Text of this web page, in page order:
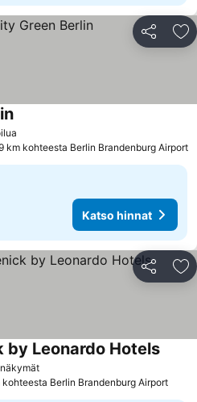
Jaa
Katso hinnat
km kohteesta Berlin Brandenburg Airport
Katso hinnat
Jaa
Katso hinnat
by Leonardo Hotels
kohteesta Berlin Brandenburg Airport